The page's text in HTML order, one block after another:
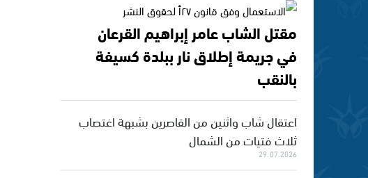
مقتل الشاب عامر إبراهيم القرعان
في جريمة إطلاق نار ببلدة كسيفة
بالنقب
اعتقال شاب واثنين من القاصرين بشبهة اغتصاب
ثلاث فتيات من الشمال
29.07.2026